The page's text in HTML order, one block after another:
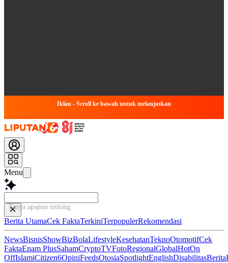
Iklan - Scroll ke bawah untuk melanjutkan
Menu
Tanya apapun tentang artikel i
Berita UtamaCek FaktaTerkiniTerpopulerRekomendasi
NewsBisnisShowBizBolaLifestyleKesehatanTeknoOtomotifCek
FaktaEnam PlusSahamCryptoTVFotoRegionalGlobalHotOn
OffIslamiCitizen6OpiniFeedsOtosiaSpotlightEnglishDisabilitasBerita